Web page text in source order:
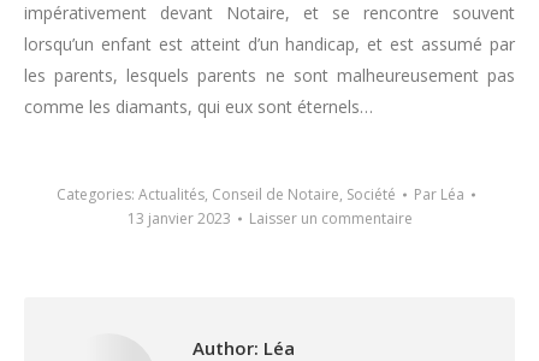
impérativement devant Notaire, et se rencontre souvent
lorsqu’un enfant est atteint d’un handicap, et est assumé par
les parents, lesquels parents ne sont malheureusement pas
comme les diamants, qui eux sont éternels…
Categories: Actualités, Conseil de Notaire, Société Par Léa
13 janvier 2023
Laisser un commentaire
Author: Léa